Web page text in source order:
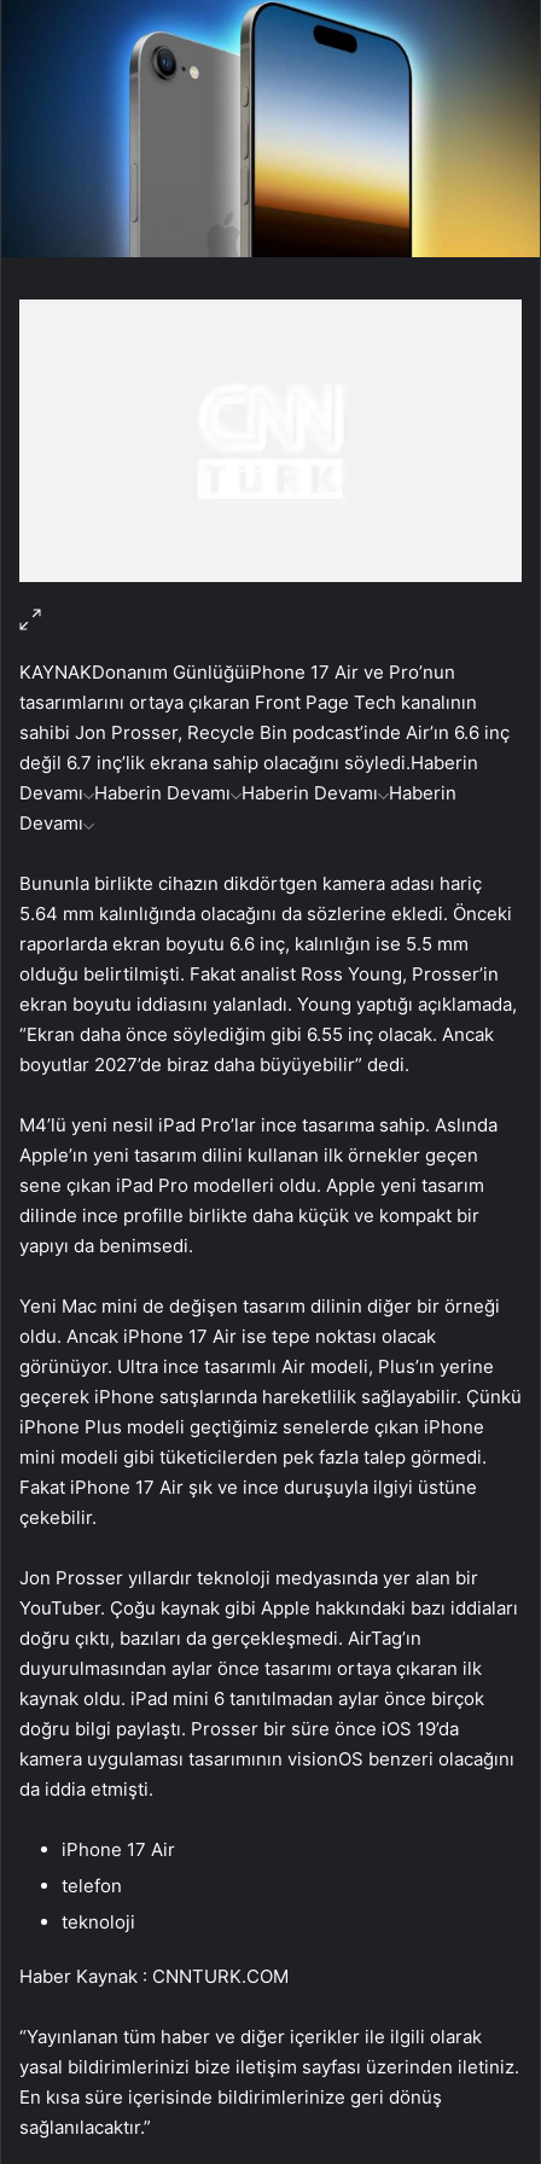
KAYNAKDonanım GünlüğüiPhone 17 Air ve Pro’nun
tasarımlarını ortaya çıkaran Front Page Tech kanalının
sahibi Jon Prosser, Recycle Bin podcast’inde Air’ın 6.6 inç
değil 6.7 inç’lik ekrana sahip olacağını söyledi.Haberin
Devamı Haberin Devamı Haberin Devamı Haberin
Devamı
Bununla birlikte cihazın dikdörtgen kamera adası hariç
5.64 mm kalınlığında olacağını da sözlerine ekledi. Önceki
raporlarda ekran boyutu 6.6 inç, kalınlığın ise 5.5 mm
olduğu belirtilmişti. Fakat analist Ross Young, Prosser’in
ekran boyutu iddiasını yalanladı. Young yaptığı açıklamada,
“Ekran daha önce söylediğim gibi 6.55 inç olacak. Ancak
boyutlar 2027’de biraz daha büyüyebilir” dedi.
M4’lü yeni nesil iPad Pro’lar ince tasarıma sahip. Aslında
Apple’ın yeni tasarım dilini kullanan ilk örnekler geçen
sene çıkan iPad Pro modelleri oldu. Apple yeni tasarım
dilinde ince profille birlikte daha küçük ve kompakt bir
yapıyı da benimsedi.
Yeni Mac mini de değişen tasarım dilinin diğer bir örneği
oldu. Ancak iPhone 17 Air ise tepe noktası olacak
görünüyor. Ultra ince tasarımlı Air modeli, Plus’ın yerine
geçerek iPhone satışlarında hareketlilik sağlayabilir. Çünkü
iPhone Plus modeli geçtiğimiz senelerde çıkan iPhone
mini modeli gibi tüketicilerden pek fazla talep görmedi.
Fakat iPhone 17 Air şık ve ince duruşuyla ilgiyi üstüne
çekebilir.
Jon Prosser yıllardır teknoloji medyasında yer alan bir
YouTuber. Çoğu kaynak gibi Apple hakkındaki bazı iddiaları
doğru çıktı, bazıları da gerçekleşmedi. AirTag’ın
duyurulmasından aylar önce tasarımı ortaya çıkaran ilk
kaynak oldu. iPad mini 6 tanıtılmadan aylar önce birçok
doğru bilgi paylaştı. Prosser bir süre önce iOS 19’da
kamera uygulaması tasarımının visionOS benzeri olacağını
da iddia etmişti.
iPhone 17 Air
telefon
teknoloji
Haber Kaynak : CNNTURK.COM
“Yayınlanan tüm haber ve diğer içerikler ile ilgili olarak
yasal bildirimlerinizi bize iletişim sayfası üzerinden iletiniz.
En kısa süre içerisinde bildirimlerinize geri dönüş
sağlanılacaktır.”